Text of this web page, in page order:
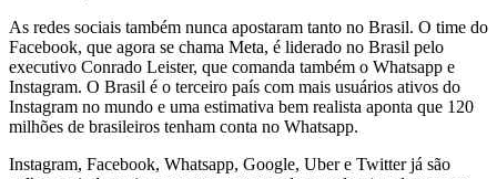
As redes sociais também nunca apostaram tanto no Brasil. O time do
Facebook, que agora se chama Meta, é liderado no Brasil pelo
executivo Conrado Leister, que comanda também o Whatsapp e
Instagram. O Brasil é o terceiro país com mais usuários ativos do
Instagram no mundo e uma estimativa bem realista aponta que 120
milhões de brasileiros tenham conta no Whatsapp.
Instagram, Facebook, Whatsapp, Google, Uber e Twitter já são